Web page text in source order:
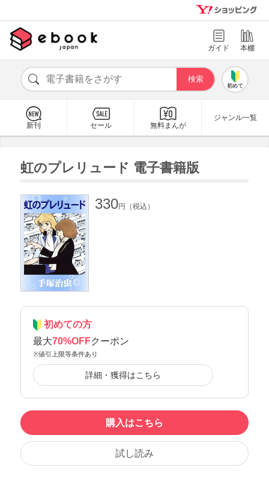
ガイド 本棚
初めて
新刊 セール 無料まんが
ジャンル一覧
虹のプレリュード 電子書籍版
330円（税込）
初めての方
最大70%OFFクーポン
※値引上限等条件あり
詳細・獲得はこちら
購入はこちら
試し読み